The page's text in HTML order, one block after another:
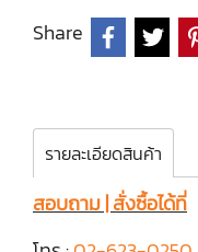
Share
รายละเอียดสินค้า
สอบถาม | สั่งซื้อได้ที่